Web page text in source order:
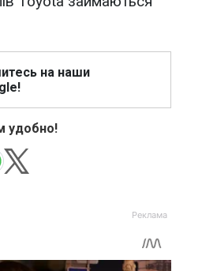
на наши
удобно!